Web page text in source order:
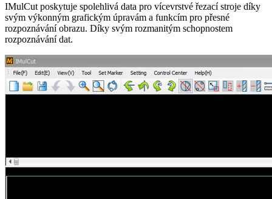
IMulCut poskytuje spolehlivá data pro vícevrstvé řezací stroje díky
svým výkonným grafickým úpravám a funkcím pro přesné
rozpoznávání obrazu. Díky svým rozmanitým schopnostem
rozpoznávání dat.